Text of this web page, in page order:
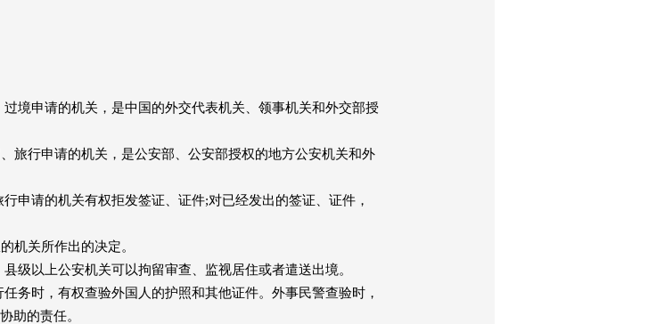
境申请的机关，是中国的外交代表机关、领事机关和外交部授
旅行申请的机关，是公安部、公安部授权的地方公安机关和外
申请的机关有权拒发签证、证件;对已经发出的签证、证件，
机关所作出的决定。
级以上公安机关可以拘留审查、监视居住或者遣送出境。
务时，有权查验外国人的护照和其他证件。外事民警查验时，
助的责任。